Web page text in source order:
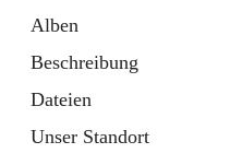
Alben
Beschreibung
Dateien
Unser Standort